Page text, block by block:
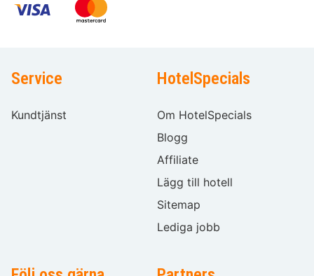
Service
Kundtjänst
HotelSpecials
Om HotelSpecials
Blogg
Affiliate
Lägg till hotell
Sitemap
Lediga jobb